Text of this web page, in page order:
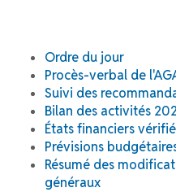
Ordre du jour
Procès-verbal de
Suivi des
Bilan des activités
États financiers
Prévisions
Résumé des
généraux